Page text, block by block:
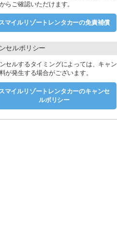
りお迎え対応が難しい場合がござい
ます。
く場合がございます。
代キャッシュバック（上限１，００
ッフへお渡しください。
担いただく「営業できない期間の補償
きない（レッカー移動）場合は２０万
ご加入されたお客様は上記の負担額が
らご確認いただけます。
マイルリゾートレンタカーの免責補償
セルポリシー
セルするタイミングによっては、キャン
が発生する場合がございます。
マイルリゾートレンタカーのキャンセ
ルポリシー